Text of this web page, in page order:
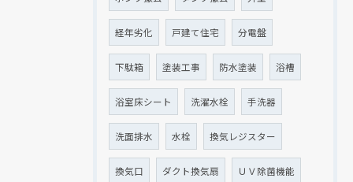
経年劣化 戸建て住宅 分電盤
下駄箱 塗装工事 防水塗装 浴槽
浴室床シート 洗濯水栓 手洗器
洗面排水 水栓 換気レジスター
換気口 ダクト換気扇 ＵＶ除菌機能